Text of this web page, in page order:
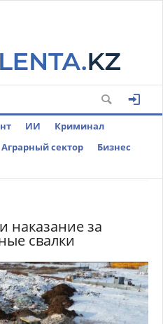
ИИ
Криминал
Аграрный сектор
Бизнес
наказание за
свалки